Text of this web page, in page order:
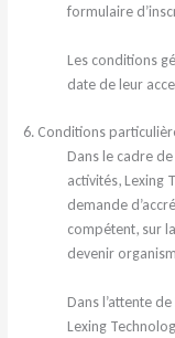
formulaire
Les conditions
date de leur
6. Conditions
Dans le cadre
activités, Lexing
demande
compétent, sur
devenir
Dans l’attente
Lexing